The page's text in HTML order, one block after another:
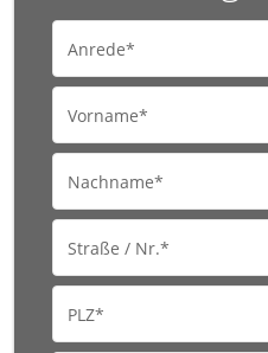
Anrede*
Vorname*
Nachname*
Straße / Nr.*
PLZ*